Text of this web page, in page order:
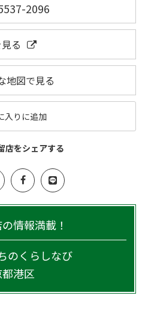
2096
る
地図で見る
入りに追加
店をシェアする
情報満載！
のくらしなび
港区